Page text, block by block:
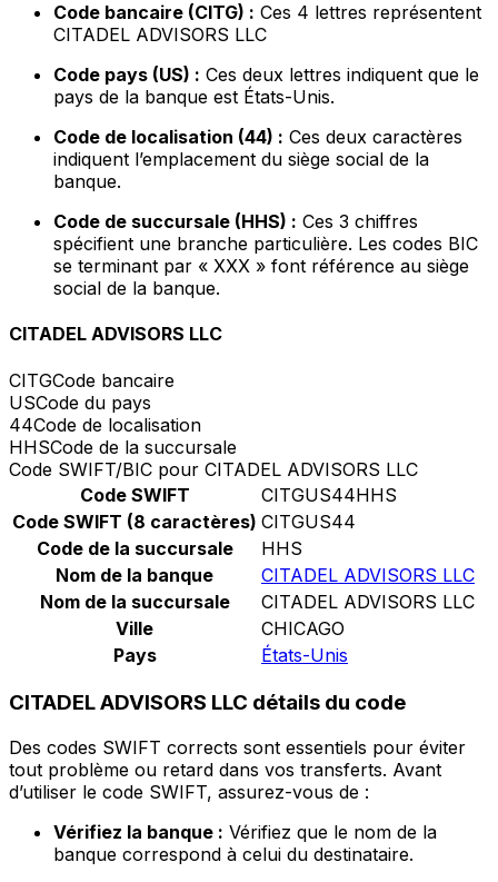
Code bancaire (CITG) : Ces 4 lettres représentent
CITADEL ADVISORS LLC
Code pays (US) : Ces deux lettres indiquent que le
pays de la banque est États-Unis.
Code de localisation (44) : Ces deux caractères
indiquent l’emplacement du siège social de la
banque.
Code de succursale (HHS) : Ces 3 chiffres
spécifient une branche particulière. Les codes BIC
se terminant par « XXX » font référence au siège
social de la banque.
CITADEL ADVISORS LLC
CITGCode bancaire
USCode du pays
44Code de localisation
HHSCode de la succursale
Code SWIFT/BIC pour CITADEL ADVISORS LLC
Code SWIFT
CITGUS44HHS
Code SWIFT (8 caractères) CITGUS44
Code de la succursale
HHS
Nom de la banque
CITADEL ADVISORS LLC
Nom de la succursale
CITADEL ADVISORS LLC
Ville
CHICAGO
Pays
États-Unis
CITADEL ADVISORS LLC détails du code
Des codes SWIFT corrects sont essentiels pour éviter
tout problème ou retard dans vos transferts. Avant
d’utiliser le code SWIFT, assurez-vous de :
Vérifiez la banque : Vérifiez que le nom de la
banque correspond à celui du destinataire.